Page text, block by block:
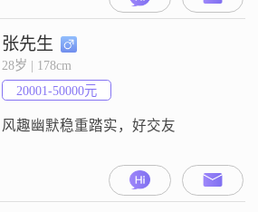
的个性。在日常生活中，我也热衷
于美妆护肤和美食烹饪，这些爱好
让我更加热爱生活，追求简单而幸
福的时光。性格方面，我开朗爱
笑，总是以积极的心态面对生活中
的每一个挑战。我热爱生活，追求
张先生
28岁 | 178cm
20001-50000元
风趣幽默稳重踏实，好交友